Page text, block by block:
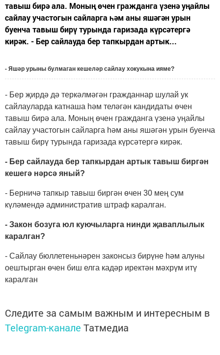
тавыш бирә ала. Моның өчен гражданга үзенә уңайлы
сайлау участогын сайларга һәм аны яшәгән урын
буенча тавыш бирү турында гаризада күрсәтергә
кирәк. - Бер сайлауда бер тапкырдан артык...
- Яшәр урыны булмаган кешеләр сайлау хокукына ияме?
- Бер җирдә дә теркәлмәгән гражданнар шулай ук
сайлауларда катнаша һәм теләгән кандидаты өчен
тавыш бирә ала. Моның өчен гражданга үзенә уңайлы
сайлау участогын сайларга һәм аны яшәгән урын буенча
тавыш бирү турында гаризада күрсәтергә кирәк.
- Бер сайлауда бер тапкырдан артык тавыш биргән
кешегә нәрсә яный?
- Берничә тапкыр тавыш биргән өчен 30 мең сум
күләмендә административ штраф каралган.
- Закон бозуга юл куючыларга нинди җаваплылык
каралган?
- Сайлау бюллетеньнәрен законсыз бирүне һәм алуны
оештырган өчен биш елга кадәр иректән мәхрүм итү
каралган
Следите за самым важным и интересным в
Telegram-канале Татмедиа